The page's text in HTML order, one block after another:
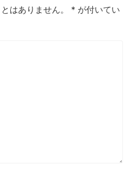
はありません。 * が付いてい